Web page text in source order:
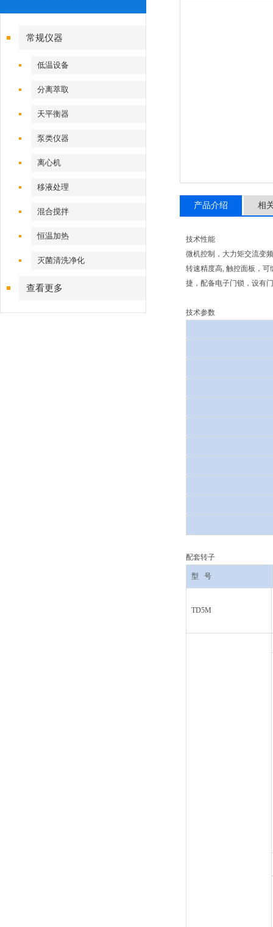
常规仪器
低温设备
分离萃取
天平衡器
泵类仪器
离心机
移液处理
混合搅拌
恒温加热
灭菌清洗净化
查看更多
产品介绍 相
技术性能
微机控制，大力矩交流变
转速精度高, 触控面板，
捷，配备电子门锁，设有
技术参数
配套转子
型 号
TD5M